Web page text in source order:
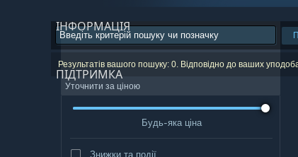
ІНФОРМАЦІЯ
ПІДТРИМКА
Результатів вашого пошуку: 0. Відповідно до ваших
Уточнити за ціною
Будь-яка ціна
Знижки та події